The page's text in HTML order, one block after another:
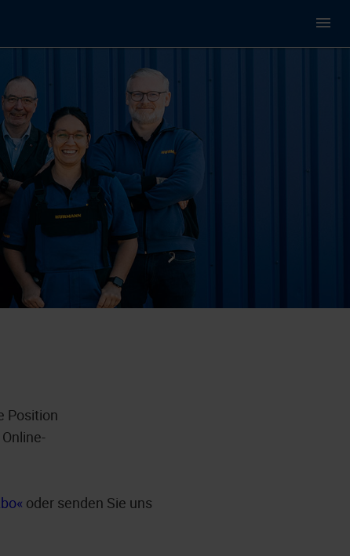
Position
oder senden Sie uns